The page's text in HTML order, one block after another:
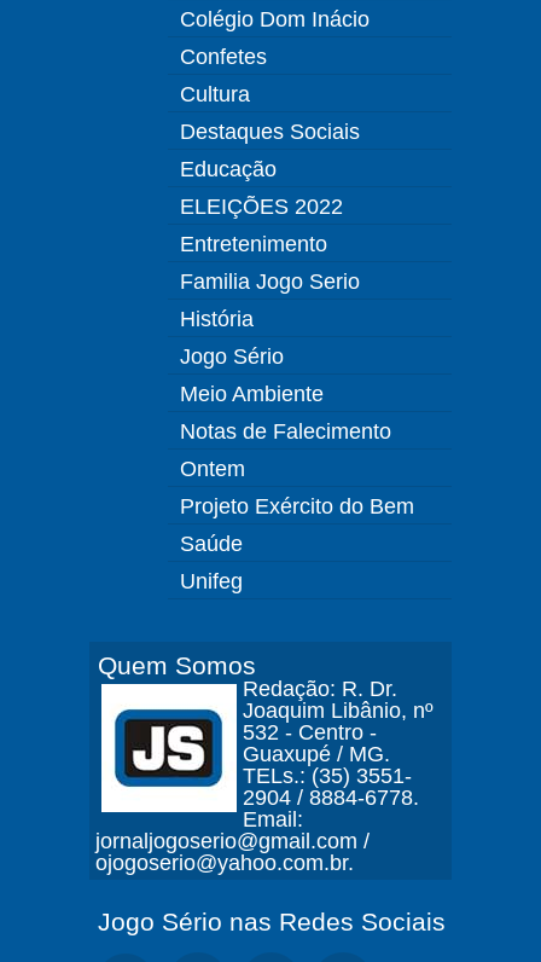
Colégio Dom Inácio
Confetes
Cultura
Destaques Sociais
Educação
ELEIÇÕES 2022
Entretenimento
Familia Jogo Serio
História
Jogo Sério
Meio Ambiente
Notas de Falecimento
Ontem
Projeto Exército do Bem
Saúde
Unifeg
Quem Somos
Redação: R. Dr.
Joaquim Libânio, nº
532 - Centro -
Guaxupé / MG.
TELs.: (35) 3551-
2904 / 8884-6778.
Email:
jornaljogoserio@gmail.com /
ojogoserio@yahoo.com.br.
Jogo Sério nas Redes Sociais